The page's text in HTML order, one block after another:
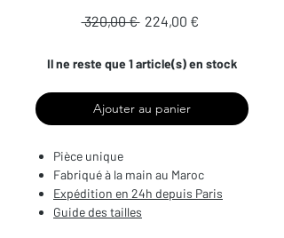
320,00 € Prix
224,00 €Prix
Il ne reste que 1 article(s) en stock
Ajouter au panier
Pièce unique
Fabriqué à la main au Maroc
Expédition en 24h depuis Paris
Guide des tailles